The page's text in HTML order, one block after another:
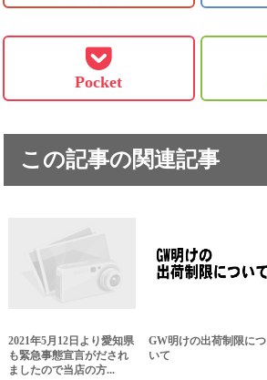
Pocket
この記事の関連記事
2021年5月12日より愛知県
も緊急事態宣言がだされ
ましたので当店の方...
GW明けの出荷制限につ
いて